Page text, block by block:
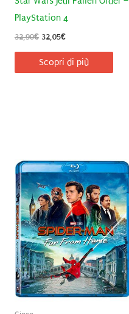
PlayStation 4
32,90€ Il
originale
32,05€Il
attuale
Scopri di più